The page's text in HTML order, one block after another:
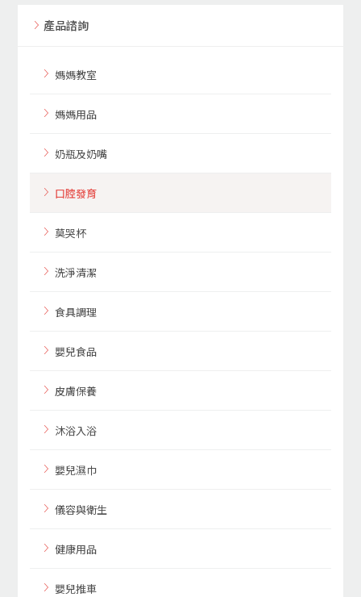
產品諮詢
媽媽教室
媽媽用品
奶瓶及奶嘴
口腔發育
莫哭杯
洗淨清潔
食具調理
嬰兒食品
皮膚保養
沐浴入浴
嬰兒濕巾
儀容與衛生
健康用品
嬰兒推車